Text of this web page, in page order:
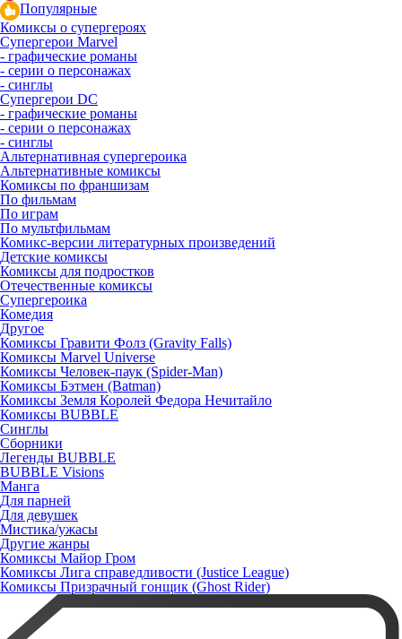
Популярные
Комиксы о супергероях
Супергерои Marvel
- графические романы
- серии о персонажах
- синглы
Супергерои DC
- графические романы
- серии о персонажах
- синглы
Альтернативная супергероика
Альтернативные комиксы
Комиксы по франшизам
По фильмам
По играм
По мультфильмам
Комикс-версии литературных произведений
Детские комиксы
Комиксы для подростков
Отечественные комиксы
Супергероика
Комедия
Другое
Комиксы Гравити Фолз (Gravity Falls)
Комиксы Marvel Universe
Комиксы Человек-паук (Spider-Man)
Комиксы Бэтмен (Batman)
Комиксы Земля Королей Федора Нечитайло
Комиксы BUBBLE
Синглы
Сборники
Легенды BUBBLE
BUBBLE Visions
Манга
Для парней
Для девушек
Мистика/ужасы
Другие жанры
Комиксы Майор Гром
Комиксы Лига справедливости (Justice League)
Комиксы Призрачный гонщик (Ghost Rider)